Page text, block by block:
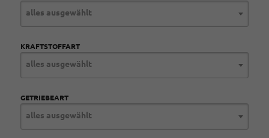
alles ausgewählt
KRAFTSTOFFART
alles ausgewählt
GETRIEBEART
alles ausgewählt